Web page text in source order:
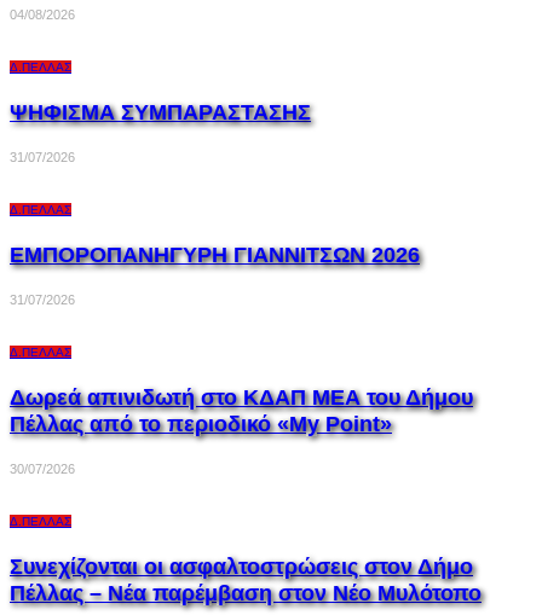
04/08/2026
Δ.ΠΈΛΛΑΣ
ΨΗΦΙΣΜΑ ΣΥΜΠΑΡΑΣΤΑΣΗΣ
31/07/2026
Δ.ΠΈΛΛΑΣ
ΕΜΠΟΡΟΠΑΝΗΓΥΡΗ ΓΙΑΝΝΙΤΣΩΝ 2026
31/07/2026
Δ.ΠΈΛΛΑΣ
Δωρεά απινιδωτή στο ΚΔΑΠ ΜΕΑ του Δήμου
Πέλλας από το περιοδικό «My Point»
30/07/2026
Δ.ΠΈΛΛΑΣ
Συνεχίζονται οι ασφαλτοστρώσεις στον Δήμο
Πέλλας – Νέα παρέμβαση στον Νέο Μυλότοπο